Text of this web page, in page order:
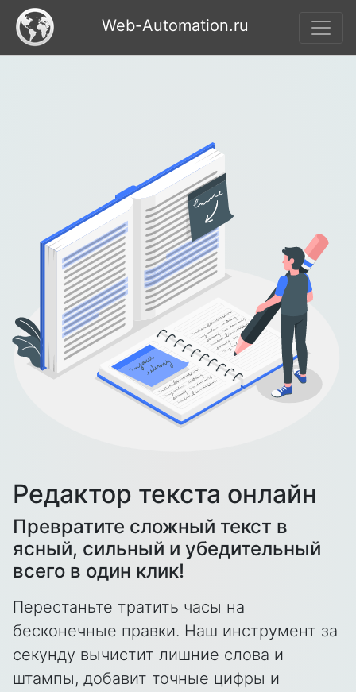
Web-Automation.ru
Редактор текста онлайн
Превратите сложный текст в
ясный, сильный и убедительный
всего в один клик!
Перестаньте тратить часы на
бесконечные правки. Наш инструмент за
секунду вычистит лишние слова и
штампы, добавит точные цифры и